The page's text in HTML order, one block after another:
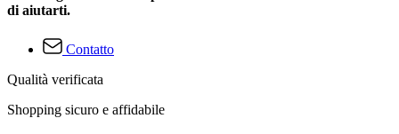
di aiutarti.
Contatto
Qualità verificata
Shopping sicuro e affidabile